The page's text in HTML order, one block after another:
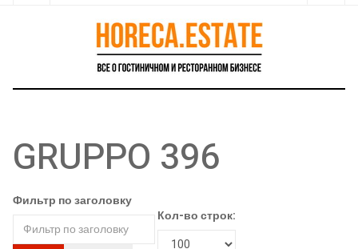
GRUPPO 396
Фильтр по заголовку
Кол-во строк: